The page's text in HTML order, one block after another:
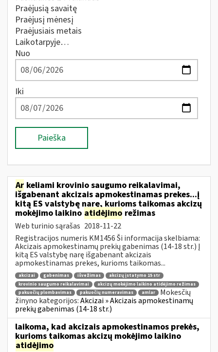
Praėjusią savaitę
Praėjusį mėnesį
Praėjusiais metais
Laikotarpyje…
Nuo
Iki
Paieška
Ar keliami krovinio saugumo reikalavimai,
išgabenant akcizais apmokestinamas prekes...į
kitą ES valstybę narę, kurioms taikomas akcizų
mokėjimo laikino atidėjimo režimas
Web turinio sąrašas 2018-11-22
Registracijos numeris KM1456 Ši informacija skelbiama:
Akcizais apmokestinamų prekių gabenimas (14-18 str.) Į
kitą ES valstybę narę išgabenant akcizais
apmokestinamas prekes, kurioms taikomas...
akcizai gabenimas išvežimas
akcizų įstatymo 15 str
krovinio saugumo reikalavimai
akcizų mokėjimo laikino atidėjimo režimas
pakuočių plombavimas
pakuočių numeravimas amlar
Mokesčių
žinyno kategorijos:Akcizai » Akcizais apmokestinamų
prekių gabenimas (14-18 str.)
laikoma, kad akcizais apmokestinamos prekės,
kurioms taikomas akcizų mokėjimo laikino
atidėjimo